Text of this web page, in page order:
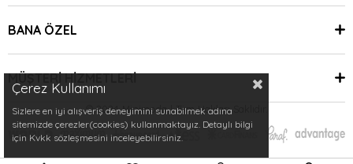
BANA ÖZEL
MÜŞTERİ HİZMETLERİ
© 2024 Minimoda | Tüm Hakları Saklıdır.
Çerez Kullanımı
Sizlere en iyi alışveriş deneyimini sunabilmek adına
sitemizde çerezler(cookies) kullanmaktayız. Detaylı bilgi
için Kvkk sözleşmesini inceleyebilirsiniz.